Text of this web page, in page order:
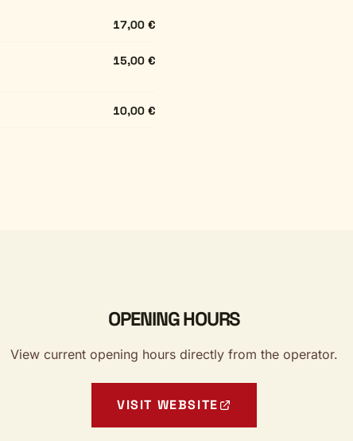
17,00 €
15,00 €
10,00 €
OPENING HOURS
View current opening hours directly from the operator.
VISIT WEBSITE